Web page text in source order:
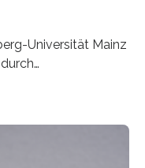
Universität Mainz
Wo
sich durch
Jun.-Prof. Dr.